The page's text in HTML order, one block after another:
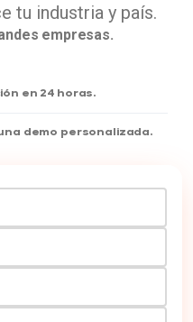
tu industria y país.
empresas.
en 24 horas.
demo personalizada.